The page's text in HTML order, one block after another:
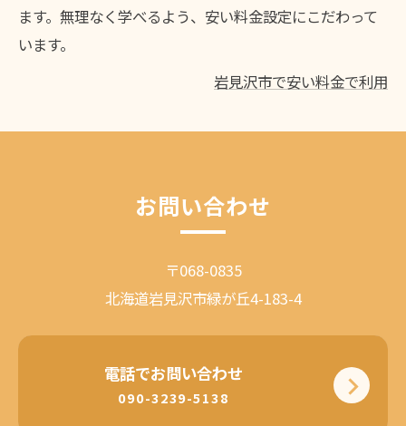
ます。無理なく学べるよう、安い料金設定にこだわって
います。
岩見沢市で安い料金で利用
お問い合わせ
〒068-0835
北海道岩見沢市緑が丘4-183-4
電話でお問い合わせ
090-3239-5138